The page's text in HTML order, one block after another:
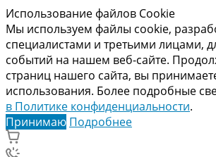
Использование файлов Cookie
Мы используем файлы cookie,
специалистами и третьими лицами,
событий на нашем веб-сайте.
страниц нашего сайта, вы
использования. Более подробные
в Политике конфиденциальности.
Принимаю Подробнее